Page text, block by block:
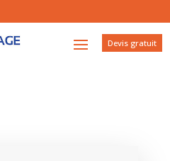
Devis gratuit